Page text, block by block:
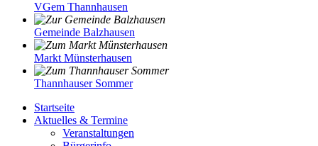
VGem Thannhausen
Gemeinde Balzhausen
Markt Münsterhausen
Thannhauser Sommer
Startseite
Aktuelles & Termine
Veranstaltungen